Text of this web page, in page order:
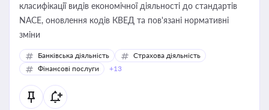
класифікації видів економічної діяльності до стандартів
NACE, оновлення кодів КВЕД та пов'язані нормативні
зміни
Банківська діяльність
Страхова діяльність
Фінансові послуги
+13